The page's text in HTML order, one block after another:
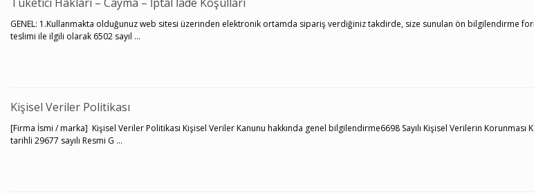
GENEL: 1.Kullanmakta olduğunuz web sitesi üzerinden elektronik ortamda sipariş verdiğiniz takdirde, size sunulan ön bilgilendirme
teslimi ile ilgili olarak 6502 sayıl ...
Kişisel Veriler Politikası
[Firma İsmi / marka] Kişisel Veriler Politikası Kişisel Veriler Kanunu hakkında genel bilgilendirme6698 Sayılı Kişisel Verilerin
tarihli 29677 sayılı Resmi G ...